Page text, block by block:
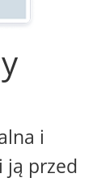
i
ją przed